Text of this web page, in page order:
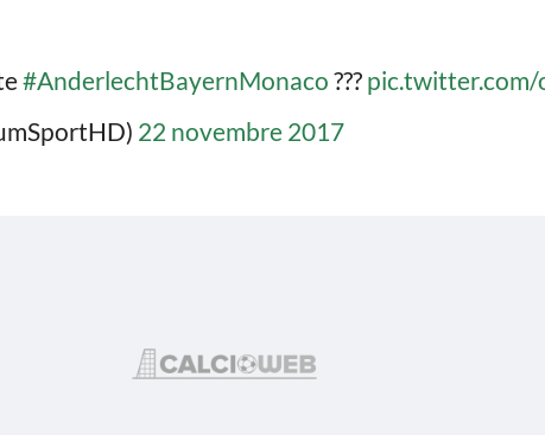
#AnderlechtBayernMonaco ??? pic.twitter.com/
22 novembre 2017